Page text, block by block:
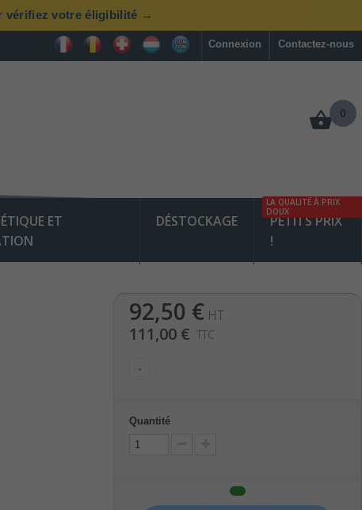
vérifiez votre éligibilité →
Contactez-nous
Connexion
0
ET
DÉSTOCKAGE
PETITS PRIX
!
LA QUALITÉ À PRIX
DOUX
92,50 € HT
111,00 € TTC
-
Quantité